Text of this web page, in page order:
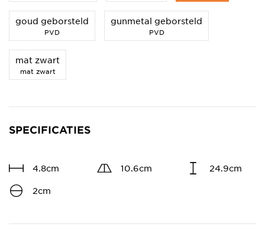
goud geborsteld
PVD
gunmetal geborsteld
PVD
mat zwart
mat zwart
SPECIFICATIES
4.8cm 10.6cm 24.9cm
2cm